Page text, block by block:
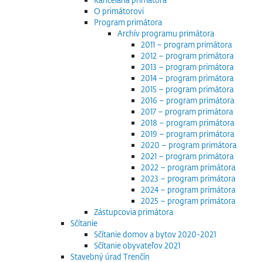
O primátorovi
Program primátora
Archív programu primátora
2011 – program primátora
2012 – program primátora
2013 – program primátora
2014 – program primátora
2015 – program primátora
2016 – program primátora
2017 – program primátora
2018 – program primátora
2019 – program primátora
2020 – program primátora
2021 – program primátora
2022 – program primátora
2023 – program primátora
2024 – program primátora
2025 – program primátora
Zástupcovia primátora
Sčítanie
Sčítanie domov a bytov 2020-2021
Sčítanie obyvateľov 2021
Stavebný úrad Trenčín